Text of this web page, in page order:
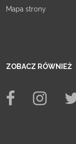
Mapa strony
ZOBACZ RÓWNIEŻ